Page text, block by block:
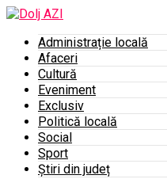
Administrație locală
Afaceri
Cultură
Eveniment
Exclusiv
Politică locală
Social
Sport
Știri din județ